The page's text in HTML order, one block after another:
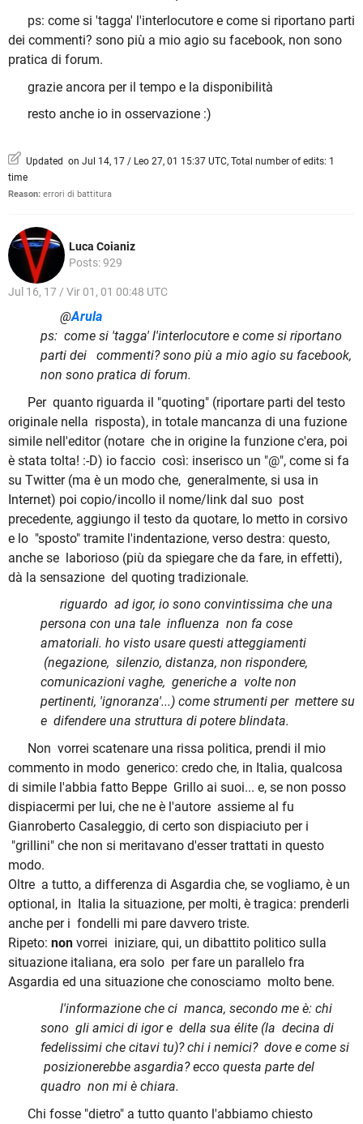
ps: come si 'tagga' l'interlocutore e come si riportano parti
dei commenti? sono più a mio agio su facebook, non sono
pratica di forum.
grazie ancora per il tempo e la disponibilità
resto anche io in osservazione :)
Updated on Jul 14, 17 / Leo 27, 01 15:37 UTC, Total number of edits: 1
time
Reason: errori di battitura
Luca Coianiz
Posts: 929
Jul 16, 17 / Vir 01, 01 00:48 UTC
@Arula
ps: come si 'tagga' l'interlocutore e come si riportano
parti dei commenti? sono più a mio agio su facebook,
non sono pratica di forum.
Per quanto riguarda il "quoting" (riportare parti del testo
originale nella risposta), in totale mancanza di una fuzione
simile nell'editor (notare che in origine la funzione c'era, poi
è stata tolta! :-D) io faccio così: inserisco un "@", come si fa
su Twitter (ma è un modo che, generalmente, si usa in
Internet) poi copio/incollo il nome/link dal suo post
precedente, aggiungo il testo da quotare, lo metto in corsivo
e lo "sposto" tramite l'indentazione, verso destra: questo,
anche se laborioso (più da spiegare che da fare, in effetti),
dà la sensazione del quoting tradizionale.
riguardo ad igor, io sono convintissima che una
persona con una tale influenza non fa cose
amatoriali. ho visto usare questi atteggiamenti
(negazione, silenzio, distanza, non rispondere,
comunicazioni vaghe, generiche a volte non
pertinenti, 'ignoranza'...) come strumenti per mettere su
e difendere una struttura di potere blindata.
Non vorrei scatenare una rissa politica, prendi il mio
commento in modo generico: credo che, in Italia, qualcosa
di simile l'abbia fatto Beppe Grillo ai suoi... e, se non posso
dispiacermi per lui, che ne è l'autore assieme al fu
Gianroberto Casaleggio, di certo son dispiaciuto per i
"grillini" che non si meritavano d'esser trattati in questo
modo.
Oltre a tutto, a differenza di Asgardia che, se vogliamo, è un
optional, in Italia la situazione, per molti, è tragica: prenderli
anche per i fondelli mi pare davvero triste.
Ripeto: non vorrei iniziare, qui, un dibattito politico sulla
situazione italiana, era solo per fare un parallelo fra
Asgardia ed una situazione che conosciamo molto bene.
l'informazione che ci manca, secondo me è: chi
sono gli amici di igor e della sua élite (la decina di
fedelissimi che citavi tu)? chi i nemici? dove e come si
posizionerebbe asgardia? ecco questa parte del
quadro non mi è chiara.
Chi fosse "dietro" a tutto quanto l'abbiamo chiesto